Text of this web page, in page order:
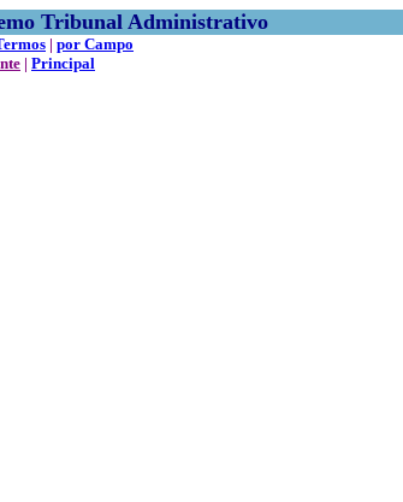
Tribunal Administrativo
| por Campo
| Principal